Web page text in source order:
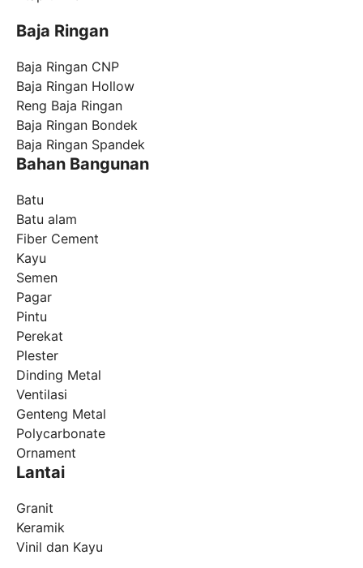
Baja Ringan
Baja Ringan CNP
Baja Ringan Hollow
Reng Baja Ringan
Baja Ringan Bondek
Baja Ringan Spandek
Bahan Bangunan
Batu
Batu alam
Fiber Cement
Kayu
Semen
Pagar
Pintu
Perekat
Plester
Dinding Metal
Ventilasi
Genteng Metal
Polycarbonate
Ornament
Lantai
Granit
Keramik
Vinil dan Kayu